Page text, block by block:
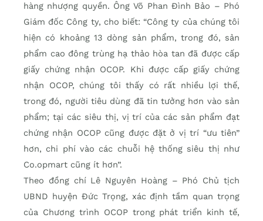
hàng nhượng quyền. Ông Võ Phan Đình Bảo – Phó
Giám đốc Công ty, cho biết: “Công ty của chúng tôi
hiện có khoảng 13 dòng sản phẩm, trong đó, sản
phẩm cao đông trùng hạ thảo hòa tan đã được cấp
giấy chứng nhận OCOP. Khi được cấp giấy chứng
nhận OCOP, chúng tôi thấy có rất nhiều lợi thế,
trong đó, người tiêu dùng đã tin tưởng hơn vào sản
phẩm; tại các siêu thị, vị trí của các sản phẩm đạt
chứng nhận OCOP cũng được đặt ở vị trí “ưu tiên”
hơn, chi phí vào các chuỗi hệ thống siêu thị như
Co.opmart cũng ít hơn”.
Theo đồng chí Lê Nguyên Hoàng – Phó Chủ tịch
UBND huyện Đức Trọng, xác định tầm quan trọng
của Chương trình OCOP trong phát triển kinh tế,